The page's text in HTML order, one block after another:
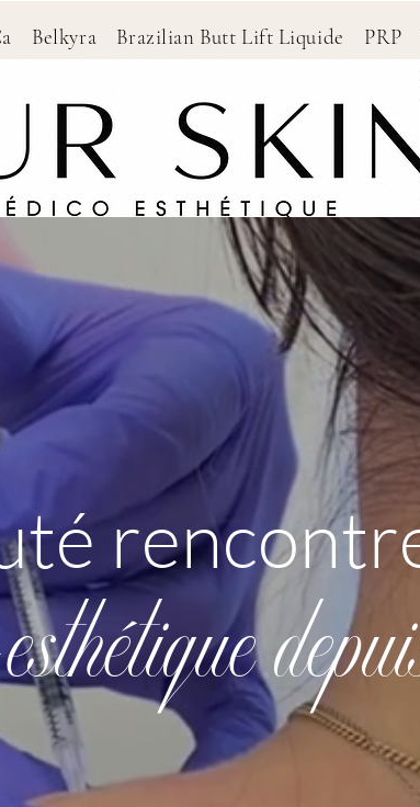
Belkyra Brazilian Butt Lift Liquide